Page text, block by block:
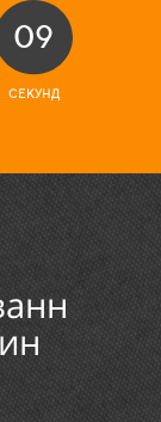
07
СЕКУНД